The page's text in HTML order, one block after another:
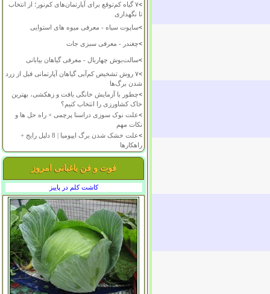
>
۷ گیاه کم‌توقع برای آپارتمان‌های کم‌نور؛ از انتخاب
تا نگهداری
>ساپوت سیاه - معرفی میوه های استوایی
>چغندر - معرفی سبزی جات
>سالت‌بوش چهاربال - معرفی گیاهان بیابانی
>
۷ روش تشخیص کم‌آبی گیاهان آپارتمانی قبل از زرد
شدن برگ‌ها
>چطور با آزمایش خانگی بافت و زهکشی، بهترین
خاک کشاورزی را انتخاب کنیم؟
>علت نوک سوزی دراسنا پرچمی + راه حل ها و
نکات مهم
>
علت خشک شدن برگ ایپومیا | 8 دلیل رایج +
راهکارها
فوت و فن باغبانی امروز
کاشت کلم در پاییز